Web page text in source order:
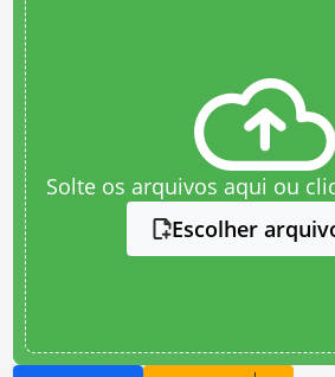
Solte os arquivos aqui ou
Escolher